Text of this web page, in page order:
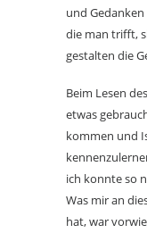
und
die man trifft,
gestalten die
Beim Lesen
etwas
kommen und
ich konnte so
Was mir an
hat, war